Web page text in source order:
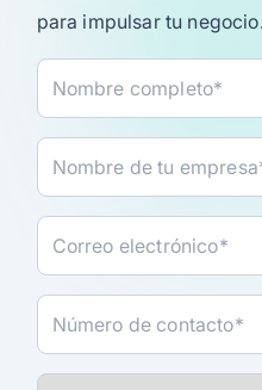
para impulsar tu negocio.